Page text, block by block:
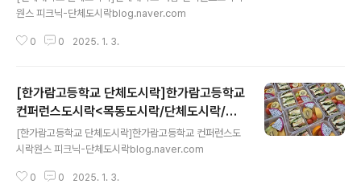
원스 피크닉-단체도시락blog.naver.com
0 0 2025. 1. 3.
[한가람고등학교 단체도시락]한가람고등학교
컨퍼런스도시락<목동도시락/단체도시락/도
시락케이터링:원스피크닉>
[한가람고등학교 단체도시락]한가람고등학교 컨퍼런스도
시락원스 피크닉-단체도시락blog.naver.com
0 0 2025. 1. 3.